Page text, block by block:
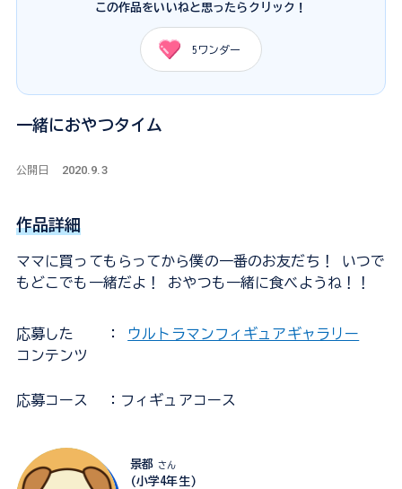
この作品をいいねと思ったらクリック！
5 ワンダー
一緒におやつタイム
公開日 2020.9.3
作品詳細
ママに買ってもらってから僕の一番のお友だち！ いつで
もどこでも一緒だよ！ おやつも一緒に食べようね！！
応募した
コンテンツ
： ウルトラマンフィギュアギャラリー
応募コース ：フィギュアコース
景都 さん
(小学4年生)